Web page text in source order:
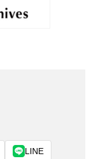
LINE